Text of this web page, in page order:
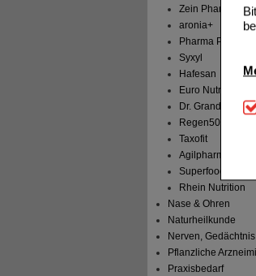
Zein Pharma
aronia+
Pharma Peter
Syxyl
Hafesan
Euro Nutrador B.V.
Dr. Grandel
Regen50
Taxofit
Agilpharma
Superfoods
Rhein Nutrition
Nase & Ohren
Naturheilkunde
Nerven,
Pflanzliche
Praxisbedarf